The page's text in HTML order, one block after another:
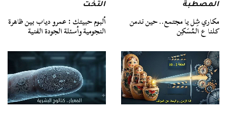
المصطبة
مكاري شِل يا مجتمع.. حين ندمن
كلنا ع المُسَكِن
التخت
ألبوم حبيتك : عمرو دياب بين ظاهرة
النجومية وأسئلة الجودة الفنية